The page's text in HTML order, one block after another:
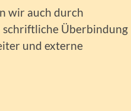
wir auch durch
schriftliche Überbindung
und externe